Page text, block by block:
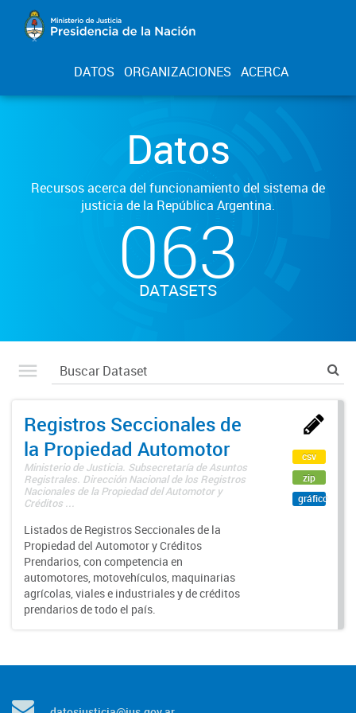
DATOS ORGANIZACIONES ACERCA
Datos
Recursos acerca del funcionamiento del sistema de
justicia de la República Argentina.
063
DATASETS
Registros Seccionales de
la Propiedad Automotor
Ministerio de Justicia. Subsecretaría de Asuntos
Registrales. Dirección Nacional de los Registros
Nacionales de la Propiedad del Automotor y
Créditos ...
Listados de Registros Seccionales de la
Propiedad del Automotor y Créditos
Prendarios, con competencia en
automotores, motovehículos, maquinarias
agrícolas, viales e industriales y de créditos
prendarios de todo el país.
csv
zip
gráfico